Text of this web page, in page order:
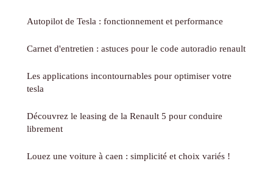
Autopilot de Tesla : fonctionnement et performance
Carnet d'entretien : astuces pour le code autoradio renault
Les applications incontournables pour optimiser votre
tesla
Découvrez le leasing de la Renault 5 pour conduire
librement
Louez une voiture à caen : simplicité et choix variés !